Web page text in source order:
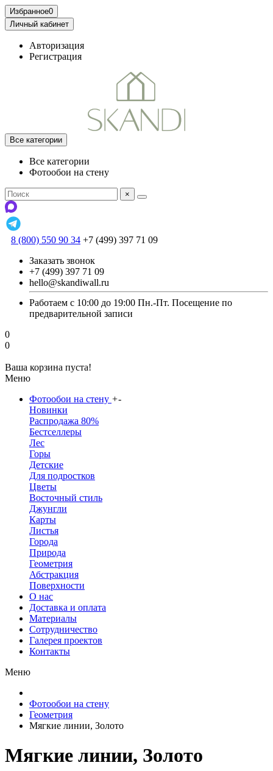
Избранное0
Личный кабинет
Авторизация
Регистрация
Все категории
Все категории
Фотообои на стену
×
8 (800) 550 90 34 +7 (499) 397 71 09
Заказать звонок
+7 (499) 397 71 09
hello@skandiwall.ru
Работаем с 10:00 до 19:00 Пн.-Пт. Посещение по
предварительной записи
0
0
Ваша корзина пуста!
Меню
Фотообои на стену +-
Новинки
Распродажа 80%
Бестселлеры
Лес
Горы
Детские
Для подростков
Цветы
Восточный стиль
Джунгли
Карты
Листья
Города
Природа
Геометрия
Абстракция
Поверхности
О нас
Доставка и оплата
Материалы
Сотрудничество
Галерея проектов
Контакты
Меню
Фотообои на стену
Геометрия
Мягкие линии, Золото
Мягкие линии, Золото